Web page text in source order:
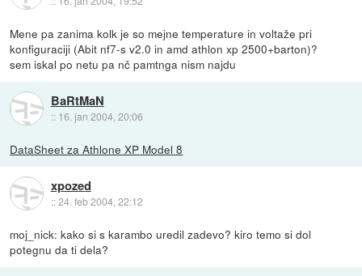
Mene pa zanima kolk je so mejne temperature in voltaže pri
konfiguraciji (Abit nf7-s v2.0 in amd athlon xp 2500+barton)?
sem iskal po netu pa nč pamtnga nism najdu
BaRtMaN
:: 16. jan 2004, 20:06
DataSheet za Athlone XP Model 8
xpozed
::24. feb 2004, 22:12
moj_nick: kako si s karambo uredil zadevo? kiro temo si dol
potegnu da ti dela?